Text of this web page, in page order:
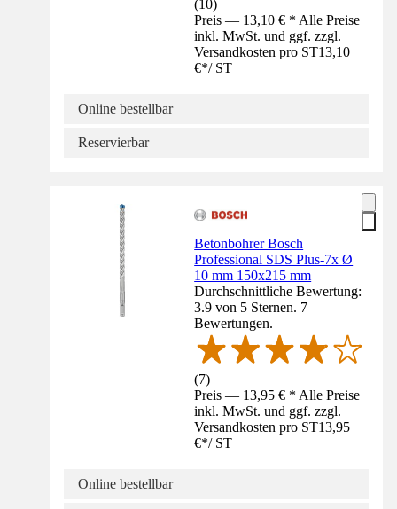
(10)
Preis — 13,10 € * Alle Preise
inkl. MwSt. und ggf. zzgl.
Versandkosten pro ST13,10
€*/ ST
Online bestellbar
Reservierbar
Betonbohrer Bosch
Professional SDS Plus-7x Ø
10 mm 150x215 mm
Durchschnittliche Bewertung:
3.9 von 5 Sternen. 7
Bewertungen.
(7)
Preis — 13,95 € * Alle Preise
inkl. MwSt. und ggf. zzgl.
Versandkosten pro ST13,95
€*/ ST
Online bestellbar